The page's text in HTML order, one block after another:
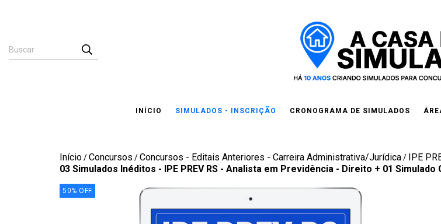
INÍCIO SIMULADOS - INSCRIÇÃO CRONOGRAMA DE SIMULADOS
Início/Concursos /Concursos - Editais Anteriores - Carreira Administrativa/Jurídica/ IPE
03 Simulados Inéditos - IPE PREV RS - Analista em Previdência - Direito + 01 Simulado
50% OFF